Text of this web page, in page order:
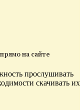
на сайте
прослушивать
скачивать их